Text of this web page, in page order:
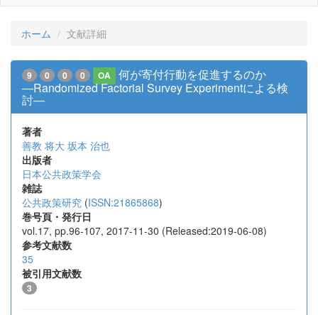
ホーム 文献詳細
9 0 0 0 OA
何が寄付行動を促進するのか
―Randomized Factorial Survey Experimentによる検
討―
著者
善教 将大 坂本 治也
出版者
日本公共政策学会
雑誌
公共政策研究 (ISSN:21865868)
巻号頁・発行日
vol.17, pp.96-107, 2017-11-30 (Released:2019-06-08)
参考文献数
35
被引用文献数
3